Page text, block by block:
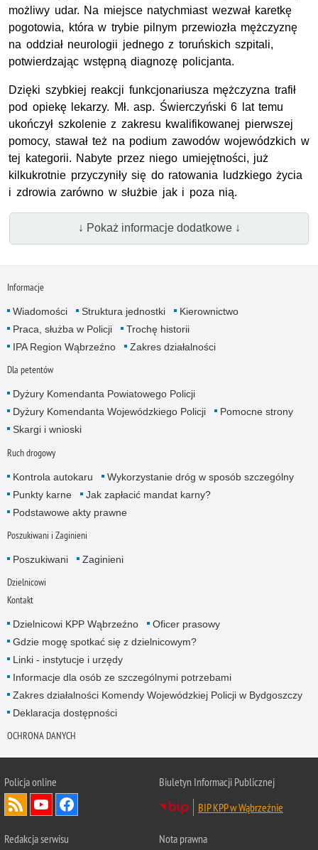
możliwy udar. Na miejsce natychmiast wezwał karetkę
pogotowia, która w trybie pilnym przewiozła mężczyznę
na oddział neurologii jednego z toruńskich szpitali,
potwierdzając wstępną diagnozę policjanta.
Dzięki szybkiej reakcji funkcjonariusza mężczyzna trafił
pod opiekę lekarzy. Mł. asp. Świerczyński 6 lat temu
ukończył szkolenie z zakresu kwalifikowanej pierwszej
pomocy, stawał też na podium zawodów wojewódzkich w
tej kategorii. Nabyte przez niego umiejętności, już
kilkukrotnie przyczyniły się do ratowania ludzkiego życia
i zdrowia zarówno w służbie jak i poza nią.
↓ Pokaż informacje dodatkowe ↓
Informacje
Wiadomości Struktura jednostki
Kierownictwo
Praca, służba w Policji
Trochę historii
IPA Region Wąbrzeźno
Zakres działalności
Dla petentów
Dyżury Komendanta Powiatowego Policji
Dyżury Komendanta Wojewódzkiego Policji
Pomocne strony
Skargi i wnioski
Ruch drogowy
Kontrola autokaru
Wykorzystanie dróg w sposób szczególny
Punkty karne
Jak zapłacić mandat karny?
Podstawowe akty prawne
Poszukiwani i Zaginieni
Poszukiwani Zaginieni
Dzielnicowi
Kontakt
Dzielnicowi KPP Wąbrzeźno
Oficer prasowy
Gdzie mogę spotkać się z dzielnicowym?
Linki - instytucje i urzędy
Informacje dla osób ze szczególnymi potrzebami
Zakres działalności Komendy Wojewódzkiej Policji w Bydgoszczy
Deklaracja dostępności
OCHRONA DANYCH
Policja online
Biuletyn Informacji Publicznej
BIP KPP w Wąbrzeźnie
Redakcja serwisu
Nota prawna